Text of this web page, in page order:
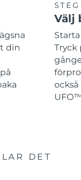
din
Välj
Tryck
DET